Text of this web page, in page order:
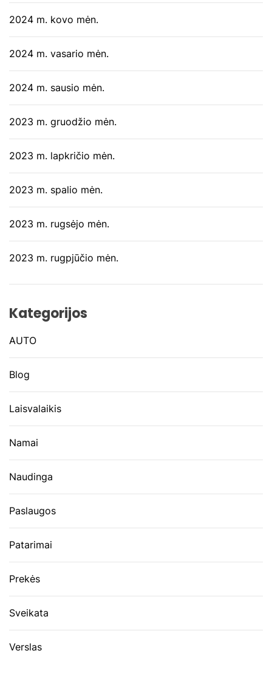
2024 m. kovo mėn.
2024 m. vasario mėn.
2024 m. sausio mėn.
2023 m. gruodžio mėn.
2023 m. lapkričio mėn.
2023 m. spalio mėn.
2023 m. rugsėjo mėn.
2023 m. rugpjūčio mėn.
Kategorijos
AUTO
Blog
Laisvalaikis
Namai
Naudinga
Paslaugos
Patarimai
Prekės
Sveikata
Verslas